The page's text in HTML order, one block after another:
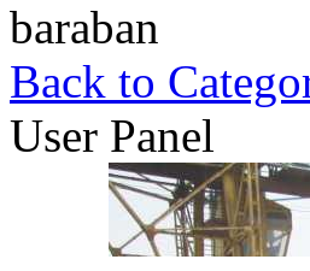
baraban
Back to
User Panel